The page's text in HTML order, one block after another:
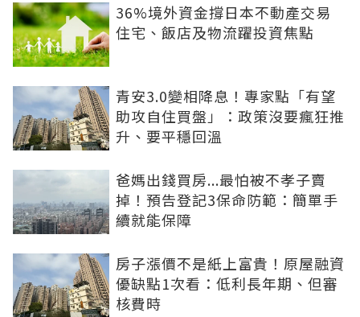
36%境外資金撐日本不動產交易
住宅、飯店及物流躍投資焦點
青安3.0變相降息！專家點「有望
助攻自住買盤」：政策沒要瘋狂推
升、要平穩回溫
爸媽出錢買房...最怕被不孝子賣
掉！預告登記3保命防範：簡單手
續就能保障
房子漲價不是紙上富貴！原屋融資
優缺點1次看：低利長年期、但審
核費時